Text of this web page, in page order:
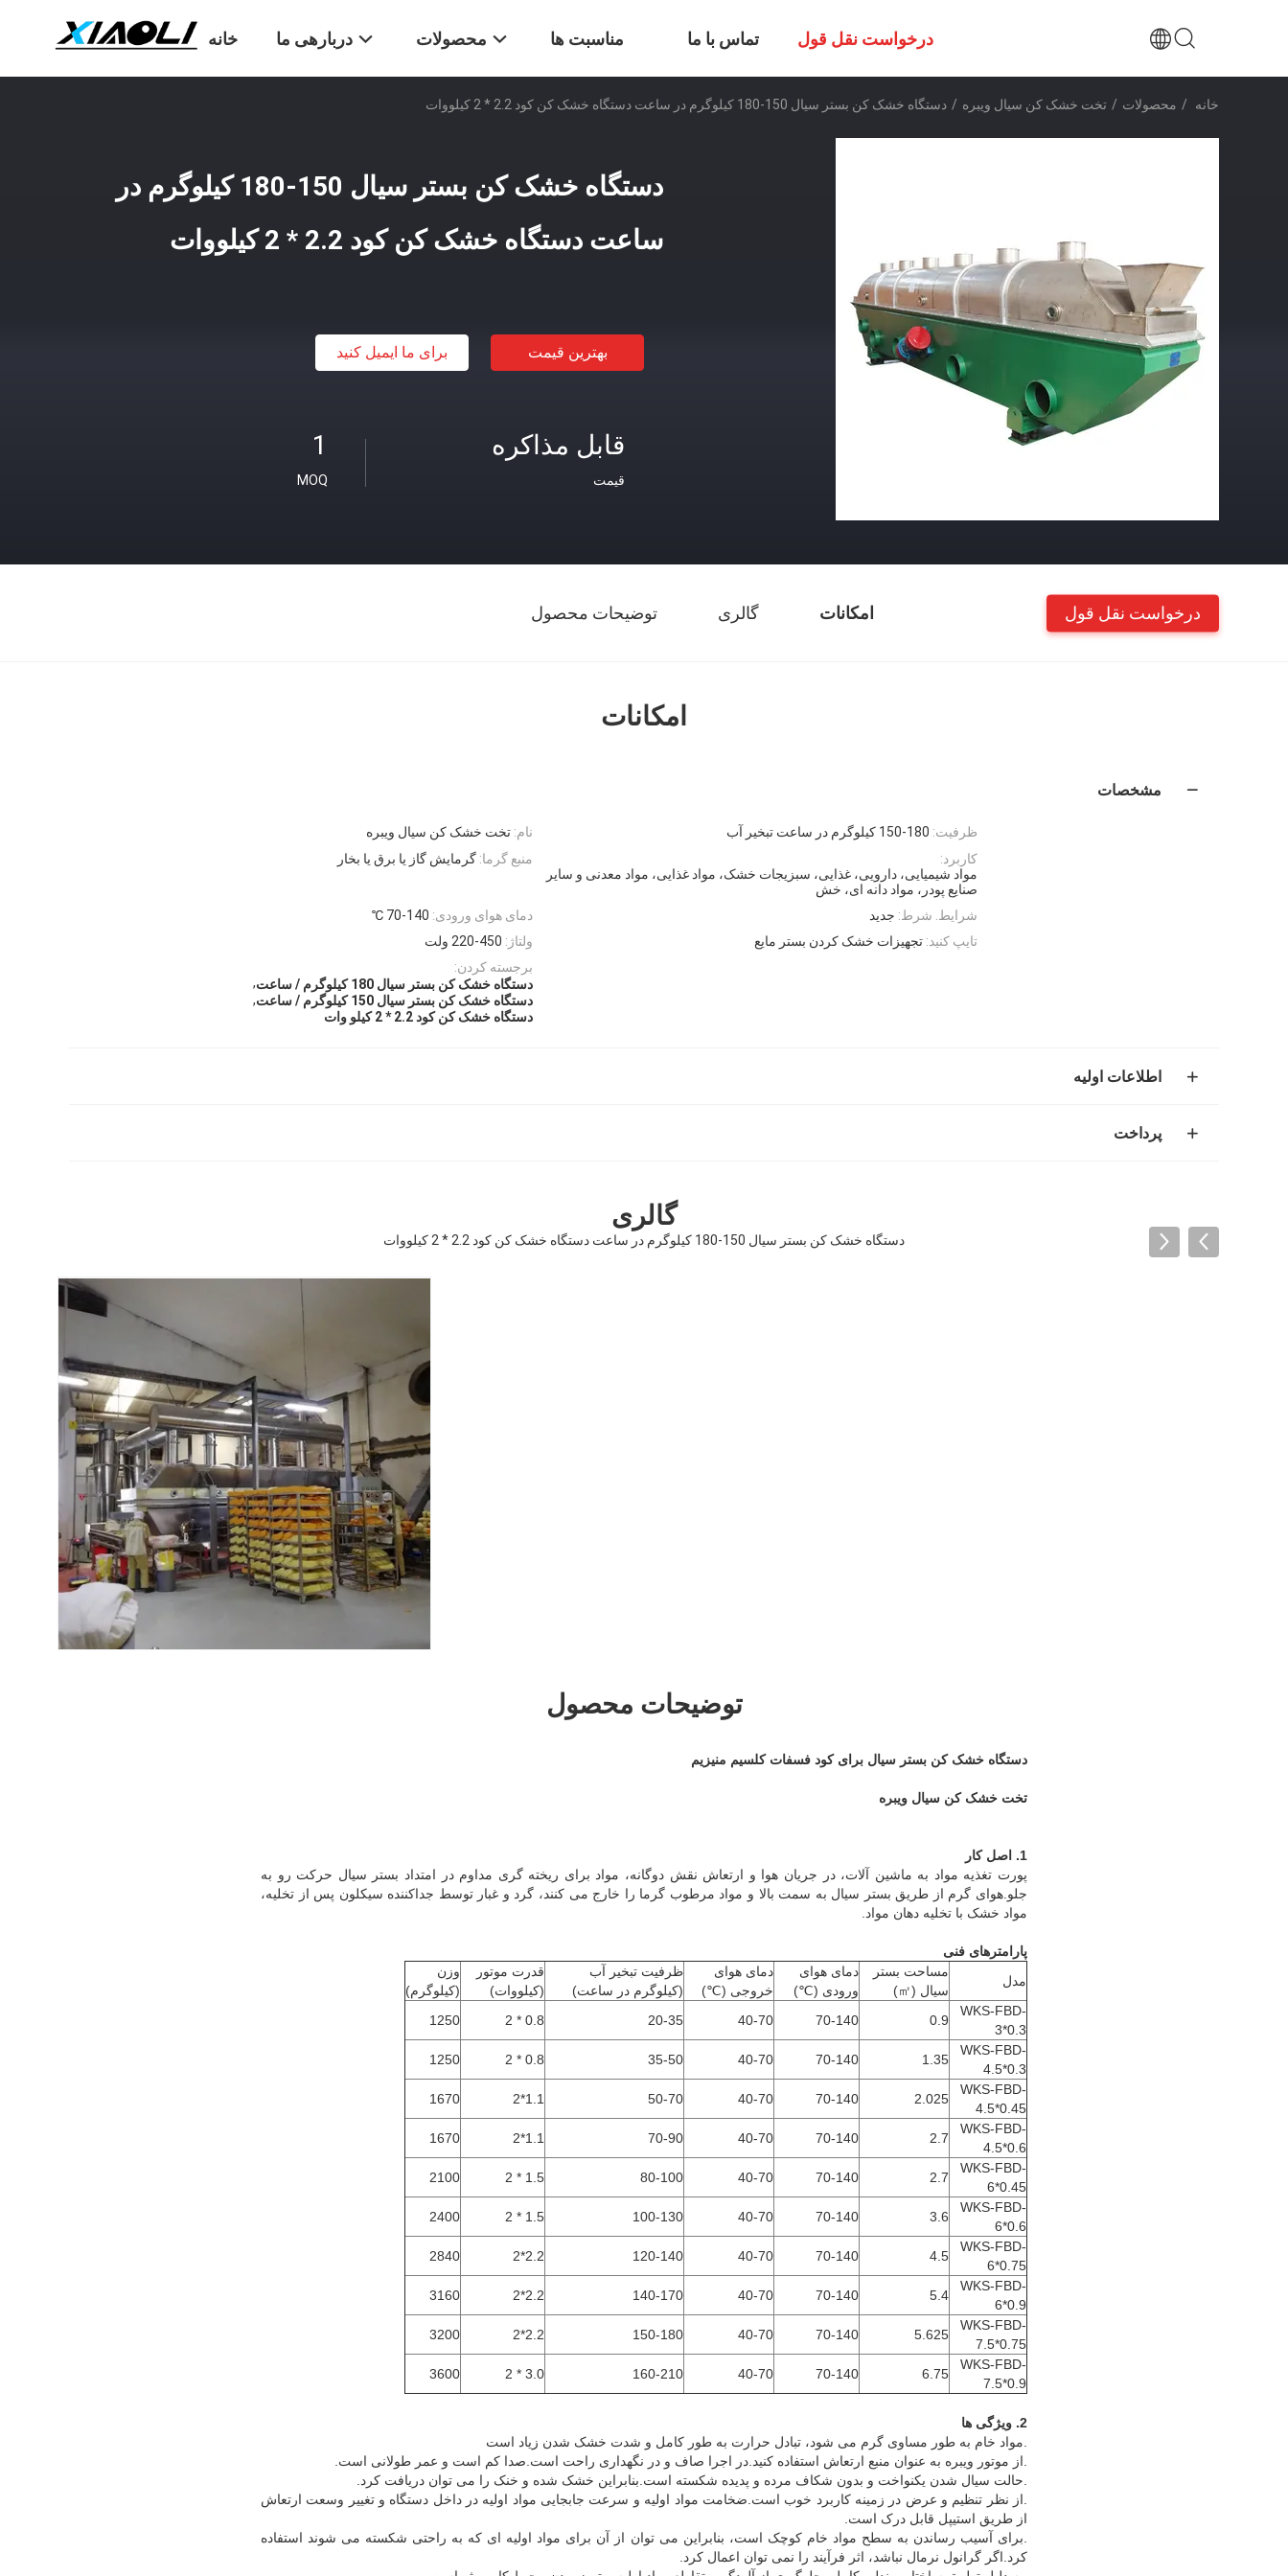
خانه دربارهی ما محصولات مناسبت ها تماس با ما درخواست نقل قول
خانه / محصولات / تخت خشک کن سیال ویبره / دستگاه خشک کن بستر سیال 150-180 کیلوگرم در ساعت دستگاه خشک کن کود 2.2 * 2 کیلووات
دستگاه خشک کن بستر سیال 150-180 کیلوگرم در
ساعت دستگاه خشک کن کود 2.2 * 2 کیلووات
بهترین قیمت برای ما ایمیل کنید
1
MOQ
قابل مذاکره
قیمت
امکانات گالری توضیحات محصول درخواست نقل قول
امکانات
مشخصات
نام: تخت خشک کن سیال ویبره ظرفیت: 150-180 کیلوگرم در ساعت تبخیر آب
منبع گرما: گرمایش گاز یا برق یا بخار
کاربرد:
مواد شیمیایی، دارویی، غذایی، سبزیجات خشک، مواد غذایی، مواد معدنی و سایر
صنایع پودر، مواد دانه ای، خش
دمای هوای ورودی: 70-140 ℃ شرایط. شرط: جدید
ولتاژ: 220-450 ولت تایپ کنید: تجهیزات خشک کردن بستر مایع
برجسته کردن:
دستگاه خشک کن بستر سیال 180 کیلوگرم / ساعت
,
دستگاه خشک کن بستر سیال 150 کیلوگرم / ساعت
,
دستگاه خشک کن کود 2.2 * 2 کیلو وات
اطلاعات اولیه
پرداخت
گالری
دستگاه خشک کن بستر سیال 150-180 کیلوگرم در ساعت دستگاه خشک کن کود 2.2 * 2 کیلووات
توضیحات محصول
دستگاه خشک کن بستر سیال برای کود فسفات کلسیم منیزیم
تخت خشک کن سیال ویبره
1. اصل کار
پورت تغذیه مواد به ماشین آلات، در جریان هوا و ارتعاش نقش دوگانه، مواد برای ریخته گری مداوم در امتداد بستر سیال حرکت رو به
جلو.هوای گرم از طریق بستر سیال به سمت بالا و مواد مرطوب گرما را خارج می کنند، گرد و غبار توسط جداکننده سیکلون پس از تخلیه،
مواد خشک با تخلیه دهان مواد.
پارامترهای فنی
مدل
مساحت بستر
سیال (㎡)
دمای هوای
ورودی (℃)
دمای هوای
خروجی (℃)
ظرفیت تبخیر آب
(کیلوگرم در ساعت)
قدرت موتور
(کیلووات)
وزن
(کیلوگرم)
WKS-FBD-
3*0.3
0.9
70-140
40-70
20-35
0.8 * 2
1250
WKS-FBD-
4.5*0.3
1.35
70-140
40-70
35-50
0.8 * 2
1250
WKS-FBD-
4.5*0.45
2.025
70-140
40-70
50-70
1.1*2
1670
WKS-FBD-
4.5*0.6
2.7
70-140
40-70
70-90
1.1*2
1670
WKS-FBD-
6*0.45
2.7
70-140
40-70
80-100
1.5 * 2
2100
WKS-FBD-
6*0.6
3.6
70-140
40-70
100-130
1.5 * 2
2400
WKS-FBD-
6*0.75
4.5
70-140
40-70
120-140
2.2*2
2840
WKS-FBD-
6*0.9
5.4
70-140
40-70
140-170
2.2*2
3160
WKS-FBD-
7.5*0.75
5.625
70-140
40-70
150-180
2.2*2
3200
WKS-FBD-
7.5*0.9
6.75
70-140
40-70
160-210
3.0 * 2
3600
2. ویژگی ها
.مواد خام به طور مساوی گرم می شود، تبادل حرارت به طور کامل و شدت خشک شدن زیاد است
.از موتور ویبره به عنوان منبع ارتعاش استفاده کنید.در اجرا صاف و در نگهداری راحت است.صدا کم است و عمر طولانی است.
.حالت سیال شدن یکنواخت و بدون شکاف مرده و پدیده شکسته است.بنابراین خشک شده و خنک را می توان دریافت کرد.
.از نظر تنظیم و عرض در زمینه کاربرد خوب است.ضخامت مواد اولیه و سرعت جابجایی مواد اولیه در داخل دستگاه و تغییر وسعت ارتعاش
از طریق استیپل قابل درک است.
.برای آسیب رساندن به سطح مواد خام کوچک است، بنابراین می توان از آن برای مواد اولیه ای که به راحتی شکسته می شوند استفاده
کرد.اگر گرانول نرمال نباشد، اثر فرآیند را نمی توان اعمال کرد.